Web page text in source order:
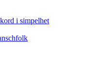
i simpelhet